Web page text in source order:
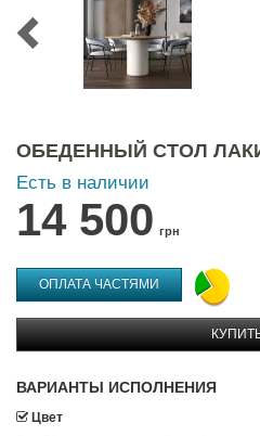
ОБЕДЕННЫЙ СТОЛ ЛАКИ
Есть в наличии
14 500 грн
ОПЛАТА ЧАСТЯМИ
ВАРИАНТЫ ИСПОЛНЕНИЯ
Цвет